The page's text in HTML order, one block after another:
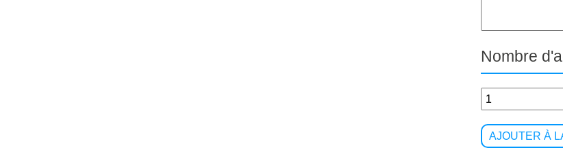
Nombre
quantité
de
de
commande
AJOUTER À